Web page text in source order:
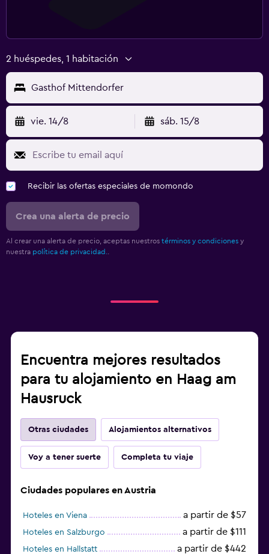
2 huéspedes, 1 habitación
Gasthof Mittendorfer
vie. 14/8 sáb. 15/8
Recibir las ofertas especiales de momondo
Crea una alerta de precio
Al crear una alerta de precio, aceptas nuestros términos y condiciones y
nuestra política de privacidad.
Encuentra mejores resultados
para tu alojamiento en Haag am
Hausruck
Otras ciudades Alojamientos alternativos
Voy a tener suerte Completa tu viaje
Ciudades populares en Austria
Hoteles en Viena a partir de $57
Hoteles en Salzburgo a partir de $111
Hoteles en Hallstatt a partir de $442